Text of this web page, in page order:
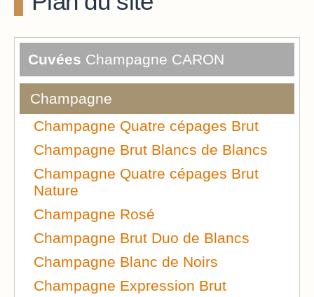
Cuvées Champagne CARON
Champagne
Champagne Quatre cépages Brut
Champagne Brut Blancs de Blancs
Champagne Quatre cépages Brut
Nature
Champagne Rosé
Champagne Brut Duo de Blancs
Champagne Blanc de Noirs
Champagne Expression Brut